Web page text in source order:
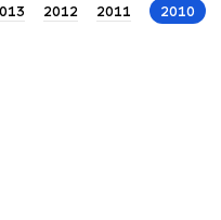
2012 2011
2010